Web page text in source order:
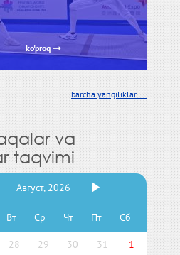
ko'proq
barcha yangiliklar ...
va
taqvimi
Август, 2026
Вт Ср Чт Пт Сб
28 29 30 31
1